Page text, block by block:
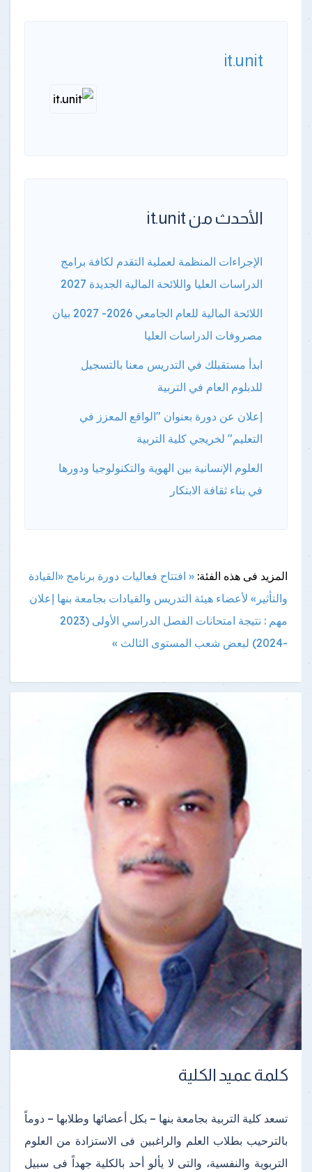
it.unit
الأحدث من it.unit
الإجراءات المنظمة لعملية التقدم لكافة برامج
الدراسات العليا واللائحة المالية الجديدة 2027
اللائحة المالية للعام الجامعي 2026- 2027 بيان
مصروفات الدراسات العليا
ابدأ مستقبلك في التدريس معنا بالتسجيل
للدبلوم العام في التربية
إعلان عن دورة بعنوان "الواقع المعزز في
التعليم" لخريجي كلية التربية
العلوم الإنسانية بين الهوية والتكنولوجيا ودورها
في بناء ثقافة الابتكار
المزيد فى هذه الفئة: « افتتاح فعاليات دورة برنامج «القيادة
والتأثير» لأعضاء هيئة التدريس والقيادات بجامعة بنها إعلان
مهم : نتيجة امتحانات الفصل الدراسي الأولى (2023
-2024) لبعض شعب المستوى الثالث »
كلمة عميد الكلية
تسعد كلية التربية بجامعة بنها – بكل أعضائها وطلابها – دوماً
بالترحيب بطلاب العلم والراغبين فى الاستزادة من العلوم
التربوية والنفسية، والتى لا يألو أحد بالكلية جهداً فى سبيل